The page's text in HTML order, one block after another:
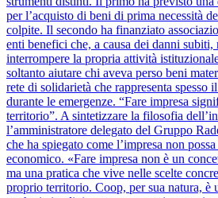
per l’acquisto di beni di prima necessità
colpite. Il secondo ha finanziato
enti benefici che, a causa dei danni subiti,
interrompere la propria attività
soltanto aiutare chi aveva perso beni
rete di solidarietà che rappresenta spesso
durante le emergenze. “Fare impresa
territorio”. A sintetizzare la filosofia
l’amministratore delegato del Gruppo
che ha spiegato come l’impresa non
economico. «Fare impresa non è un
ma una pratica che vive nelle scelte
proprio territorio. Coop, per sua natura, è